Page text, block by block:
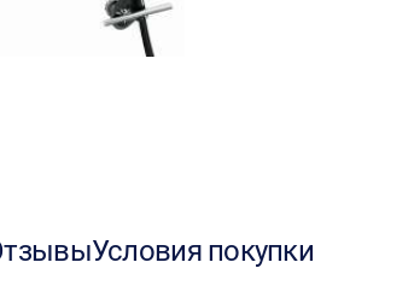
Условия покупки